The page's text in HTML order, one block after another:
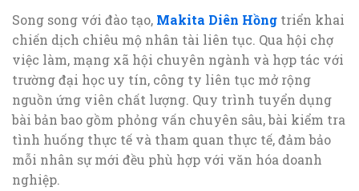
Song song với đào tạo, Makita Diên Hồng triển khai
chiến dịch chiêu mộ nhân tài liên tục. Qua hội chợ
việc làm, mạng xã hội chuyên ngành và hợp tác với
trường đại học uy tín, công ty liên tục mở rộng
nguồn ứng viên chất lượng. Quy trình tuyển dụng
bài bản bao gồm phỏng vấn chuyên sâu, bài kiểm tra
tình huống thực tế và tham quan thực tế, đảm bảo
mỗi nhân sự mới đều phù hợp với văn hóa doanh
nghiệp.